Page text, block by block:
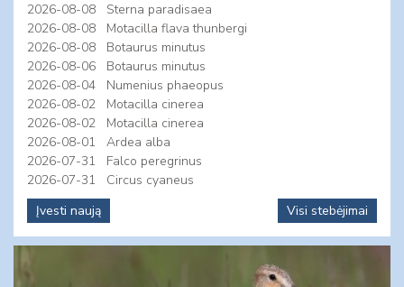
2026-08-08
Sterna paradisaea
2026-08-08
Motacilla flava thunbergi
2026-08-08
Botaurus minutus
2026-08-06
Botaurus minutus
2026-08-04
Numenius phaeopus
2026-08-02
Motacilla cinerea
2026-08-02
Motacilla cinerea
2026-08-01
Ardea alba
2026-07-31
Falco peregrinus
2026-07-31
Circus cyaneus
Įvesti naują
Visi stebėjimai